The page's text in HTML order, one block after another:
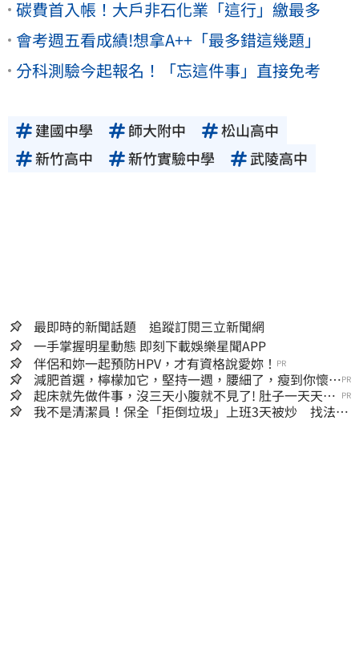
碳費首入帳！大戶非石化業「這行」繳最多
會考週五看成績!想拿A++「最多錯這幾題」
分科測驗今起報名！「忘這件事」直接免考
建國中學 師大附中
松山高中
新竹高中
新竹實驗中學 武陵高中
最即時的新聞話題 追蹤訂閱三立新聞網
一手掌握明星動態 即刻下載娛樂星聞APP
伴侶和妳一起預防HPV，才有資格說愛妳！ PR
減肥首選，檸檬加它，堅持一週，腰細了，瘦到你懷疑
人生
PR
起床就先做件事，沒三天小腹就不見了! 肚子一天天變
小！
PR
我不是清潔員！保全「拒倒垃圾」上班3天被炒 找法院